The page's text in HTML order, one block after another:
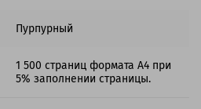
Пурпурный
1 500 страниц формата А4 при
5% заполнении страницы.